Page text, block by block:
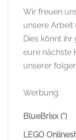
Wir freuen
unsere
Dies könnt
eure nächste
unserer
Werbung:
BlueBrixx (*)
LEGO